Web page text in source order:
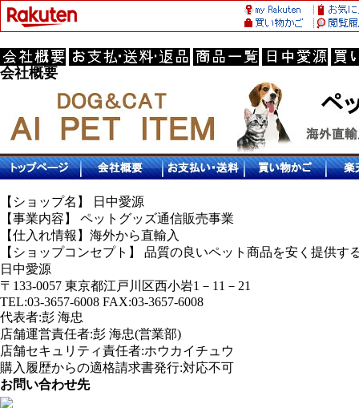
会社概要
【ショップ名】 日中愛源
【事業内容】 ペットグッズ通信販売事業
【仕入れ情報】海外から直輸入
【ショップコンセプト】 品質の良いペット商品を安く提供す
日中愛源
〒133-0057 東京都江戸川区西小岩1－11－21
TEL:03-3657-6008 FAX:03-3657-6008
代表者:彭 海忠
店舗運営責任者:彭 海忠(営業部)
店舗セキュリティ責任者:ホウカイチュウ
購入履歴からの適格請求書発行:対応不可
お問い合わせ先